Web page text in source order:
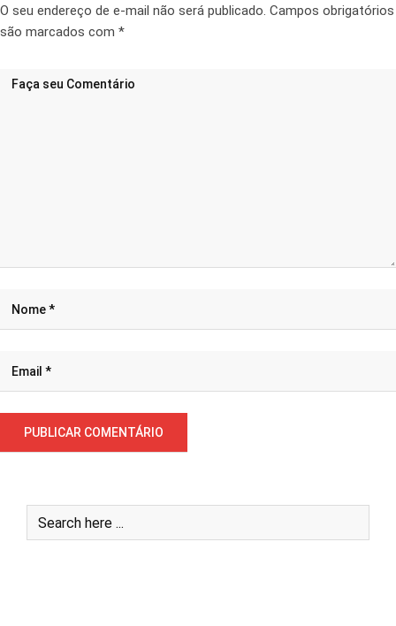
O seu endereço de e-mail não será publicado. Campos obrigatórios
são marcados com *